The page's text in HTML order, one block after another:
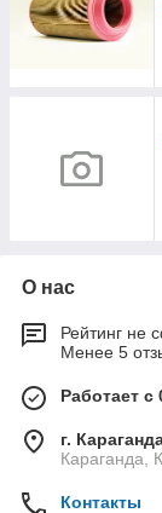
О нас
Рейтинг не
Менее 5
Работает с
г.
Караганда,
Контакты